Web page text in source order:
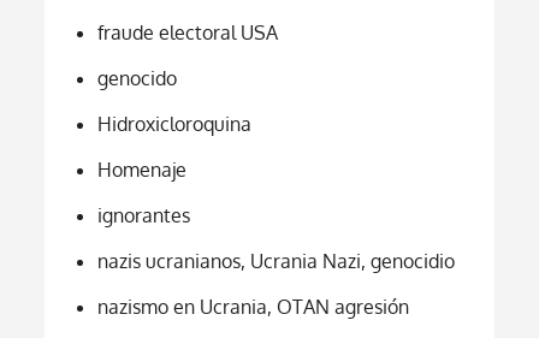
fraude electoral USA
genocido
Hidroxicloroquina
Homenaje
ignorantes
nazis ucranianos, Ucrania Nazi, genocidio
nazismo en Ucrania, OTAN agresión